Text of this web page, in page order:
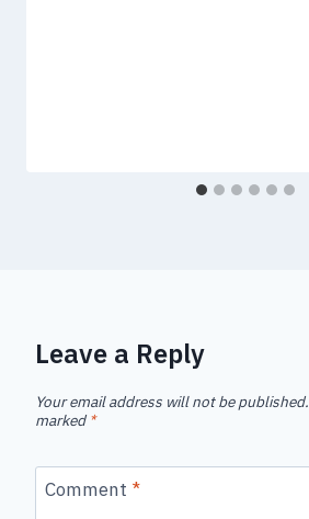
Leave a Reply
Your email address will not be published.
marked*
Comment *